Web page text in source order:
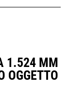
1.524 MM
OGGETTO